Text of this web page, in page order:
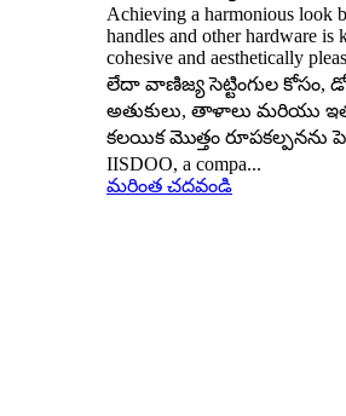
Achieving a harmonious look
handles and other hardware is
cohesive and aesthetically
లేదా వాణిజ్య సెట్టింగుల కోసం,
అతుకులు, తాళాలు మరియు
కలయిక మొత్తం రూపకల్పనను
IISDOO, a compa...
మరింత చదవండి